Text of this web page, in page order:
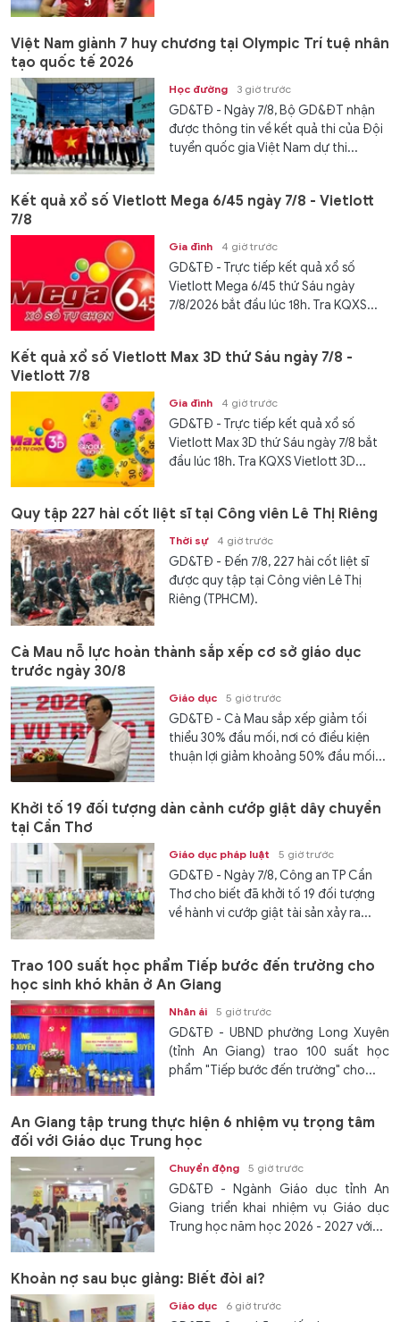
Việt Nam giành 7 huy chương tại Olympic Trí tuệ nhân
tạo quốc tế 2026
Học đường 3 giờ trước
GD&TĐ - Ngày 7/8, Bộ GD&ĐT nhận
được thông tin về kết quả thi của Đội
tuyển quốc gia Việt Nam dự thi...
Kết quả xổ số Vietlott Mega 6/45 ngày 7/8 - Vietlott
7/8
Gia đình 4 giờ trước
GD&TĐ - Trực tiếp kết quả xổ số
Vietlott Mega 6/45 thứ Sáu ngày
7/8/2026 bắt đầu lúc 18h. Tra KQXS...
Kết quả xổ số Vietlott Max 3D thứ Sáu ngày 7/8 -
Vietlott 7/8
Gia đình 4 giờ trước
GD&TĐ - Trực tiếp kết quả xổ số
Vietlott Max 3D thứ Sáu ngày 7/8 bắt
đầu lúc 18h. Tra KQXS Vietlott 3D...
Quy tập 227 hài cốt liệt sĩ tại Công viên Lê Thị Riêng
Thời sự 4 giờ trước
GD&TĐ - Đến 7/8, 227 hài cốt liệt sĩ
được quy tập tại Công viên Lê Thị
Riêng (TPHCM).
Cà Mau nỗ lực hoàn thành sắp xếp cơ sở giáo dục
trước ngày 30/8
Giáo dục 5 giờ trước
GD&TĐ - Cà Mau sắp xếp giảm tối
thiểu 30% đầu mối, nơi có điều kiện
thuận lợi giảm khoảng 50% đầu mối...
Khởi tố 19 đối tượng dàn cảnh cướp giật dây chuyền
tại Cần Thơ
Giáo dục pháp luật 5 giờ trước
GD&TĐ - Ngày 7/8, Công an TP Cần
Thơ cho biết đã khởi tố 19 đối tượng
về hành vi cướp giật tài sản xảy ra...
Trao 100 suất học phẩm Tiếp bước đến trường cho
học sinh khó khăn ở An Giang
Nhân ái 5 giờ trước
GD&TĐ - UBND phường Long Xuyên
(tỉnh An Giang) trao 100 suất học
phẩm "Tiếp bước đến trường" cho...
An Giang tập trung thực hiện 6 nhiệm vụ trọng tâm
đối với Giáo dục Trung học
Chuyển động 5 giờ trước
GD&TĐ - Ngành Giáo dục tỉnh An
Giang triển khai nhiệm vụ Giáo dục
Trung học năm học 2026 - 2027 với...
Khoản nợ sau bục giảng: Biết đòi ai?
Giáo dục 6 giờ trước